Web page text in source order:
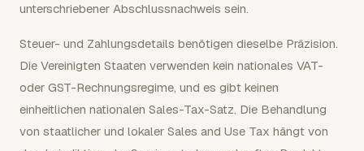
unterschriebener Abschlussnachweis sein.
Steuer- und Zahlungsdetails benötigen dieselbe Präzision.
Die Vereinigten Staaten verwenden kein nationales VAT-
oder GST-Rechnungsregime, und es gibt keinen
einheitlichen nationalen Sales-Tax-Satz. Die Behandlung
von staatlicher und lokaler Sales and Use Tax hängt von